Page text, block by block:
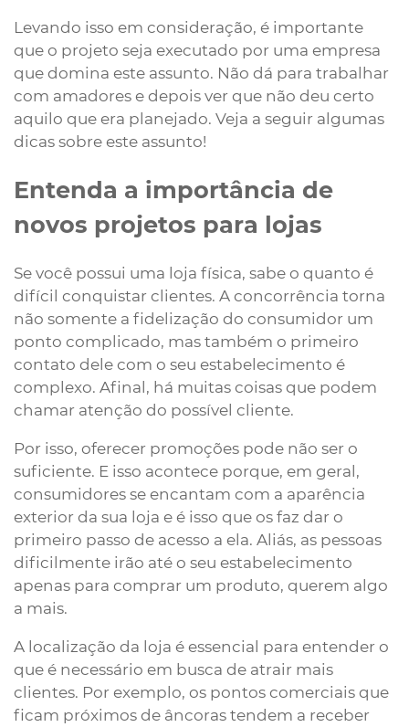
Levando isso em consideração, é importante
que o projeto seja executado por uma empresa
que domina este assunto. Não dá para trabalhar
com amadores e depois ver que não deu certo
aquilo que era planejado. Veja a seguir algumas
dicas sobre este assunto!
Entenda a importância de
novos projetos para lojas
Se você possui uma loja física, sabe o quanto é
difícil conquistar clientes. A concorrência torna
não somente a fidelização do consumidor um
ponto complicado, mas também o primeiro
contato dele com o seu estabelecimento é
complexo. Afinal, há muitas coisas que podem
chamar atenção do possível cliente.
Por isso, oferecer promoções pode não ser o
suficiente. E isso acontece porque, em geral,
consumidores se encantam com a aparência
exterior da sua loja e é isso que os faz dar o
primeiro passo de acesso a ela. Aliás, as pessoas
dificilmente irão até o seu estabelecimento
apenas para comprar um produto, querem algo
a mais.
A localização da loja é essencial para entender o
que é necessário em busca de atrair mais
clientes. Por exemplo, os pontos comerciais que
ficam próximos de âncoras tendem a receber